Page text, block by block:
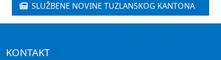
SLUŽBENE NOVINE TUZLANSKOG KANTONA
KONTAKT